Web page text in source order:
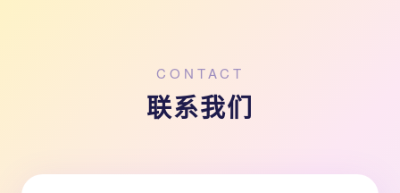
CONTACT
联系我们